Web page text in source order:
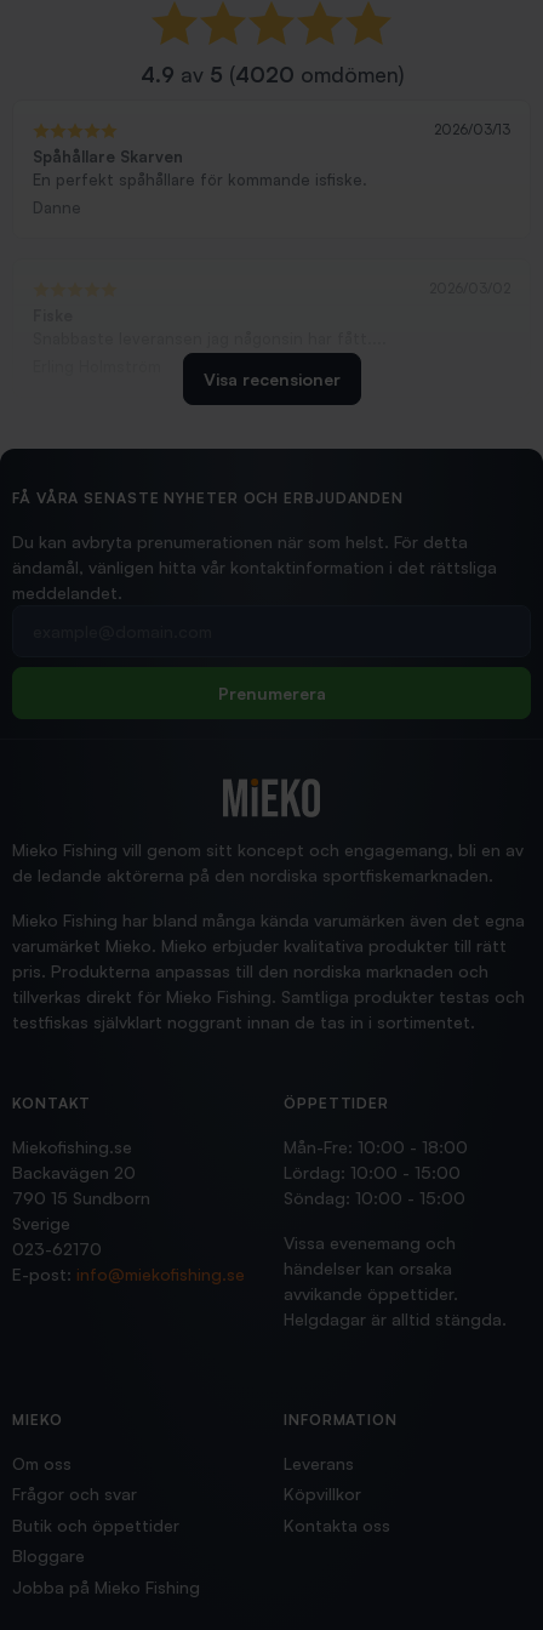
4.9 av 5 (4020 omdömen)
2026/03/13
Spåhållare Skarven
En perfekt spåhållare för kommande isfiske.
Danne
2026/02/19
Hittade exakt vad jag behövde. Snabb och bra...
Jensa
Visa recensioner
FÅ VÅRA SENASTE NYHETER OCH ERBJUDANDEN
Du kan avbryta prenumerationen när som helst. För detta
ändamål, vänligen hitta vår kontaktinformation i det rättsliga
meddelandet.
Prenumerera
Mieko Fishing vill genom sitt koncept och engagemang, bli en av
de ledande aktörerna på den nordiska sportfiskemarknaden.
Mieko Fishing har bland många kända varumärken även det egna
varumärket Mieko. Mieko erbjuder kvalitativa produkter till rätt
pris. Produkterna anpassas till den nordiska marknaden och
tillverkas direkt för Mieko Fishing. Samtliga produkter testas och
testfiskas självklart noggrant innan de tas in i sortimentet.
KONTAKT
Miekofishing.se
Backavägen 20
790 15 Sundborn
Sverige
023-62170
E-post: info@miekofishing.se
ÖPPETTIDER
Mån-Fre: 10:00 - 18:00
Lördag: 10:00 - 15:00
Söndag: 10:00 - 15:00
Vissa evenemang och
händelser kan orsaka
avvikande öppettider.
Helgdagar är alltid stängda.
MIEKO
Om oss
Frågor och svar
Butik och öppettider
Bloggare
Jobba på Mieko Fishing
INFORMATION
Leverans
Köpvillkor
Kontakta oss